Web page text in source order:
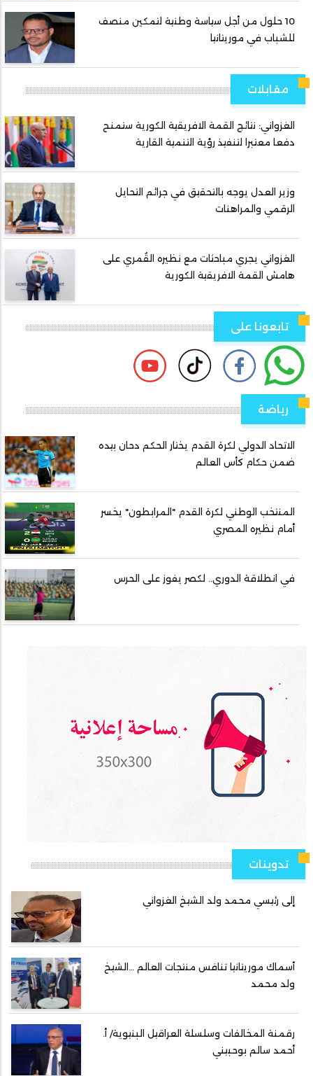
10 حلول من أجل سياسة وطنية لتمكين منصف
للشباب في موريتانيا
مقابلات
الغزواني: نتائج القمة الافريقية الكورية ستمنح
دفعا معتبرا لتنفيذ رؤية التنمية القارية
وزير العدل يوجه بالتحقيق في جرائم التحايل
الرقمي والمراهنات
الغزواني يجري مباحثات مع نظيره القُمري على
هامش القمة الافريقية الكورية
تابعونا على
رياضة
الاتحاد الدولي لكرة القدم يختار الحكم دحان بيده
ضمن حكام كأس العالم
المنتخب الوطني لكرة القدم "المرابطون" يخسر
أمام نظيره المصري
في انطلاقة الدوري.. لكصر يفوز على الحرس
تدوينات
إلى رئيسي محمد ولد الشيخ الغزواني
أسماك موريتانيا تنافس منتجات العالم …الشيخ
ولد محمد
رقمنة المخالفات وسلسلة العراقيل البنيوية/ أ.
أحمد سالم بوحبيني